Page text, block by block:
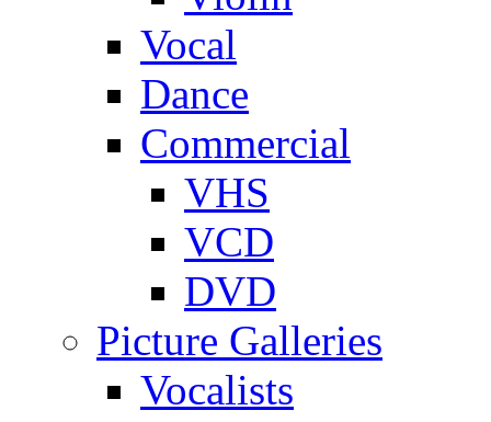
Vocal
Dance
Commercial
VHS
VCD
DVD
Picture Galleries
Vocalists